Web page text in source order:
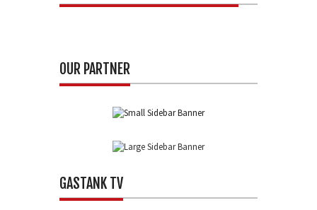
OUR PARTNER
GASTANK TV